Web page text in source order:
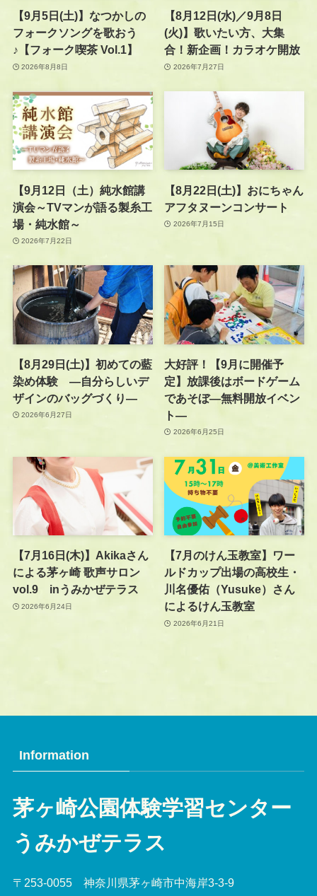
【9月5日(土)】なつかしの
フォークソングを歌おう
♪【フォーク喫茶 Vol.1】
2026年8月8日
【8月12日(水)／9月8日
(火)】歌いたい方、大集
合！新企画！カラオケ開放
2026年7月27日
【9月12日（土）純水館講
演会～TVマンが語る製糸工
場・純水館～
2026年7月22日
【8月22日(土)】おにちゃん
アフタヌーンコンサート
2026年7月15日
【8月29日(土)】初めての藍
染め体験 —自分らしいデ
ザインのバッグづくり—
2026年6月27日
大好評！【9月に開催予
定】放課後はボードゲーム
であそぼ―無料開放イベン
ト―
2026年6月25日
【7月16日(木)】Akikaさん
による茅ヶ崎 歌声サロン
vol.9 inうみかぜテラス
2026年6月24日
【7月のけん玉教室】ワー
ルドカップ出場の高校生・
川名優佑（Yusuke）さん
によるけん玉教室
2026年6月21日
Information
茅ヶ崎公園体験学習センター
うみかぜテラス
〒253-0055 神奈川県茅ヶ崎市中海岸3-3-9